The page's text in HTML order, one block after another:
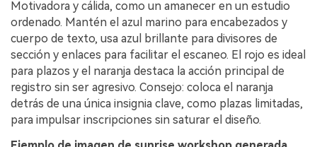
Motivadora y cálida, como un amanecer en un estudio
ordenado. Mantén el azul marino para encabezados y
cuerpo de texto, usa azul brillante para divisores de
sección y enlaces para facilitar el escaneo. El rojo es ideal
para plazos y el naranja destaca la acción principal de
registro sin ser agresivo. Consejo: coloca el naranja
detrás de una única insignia clave, como plazas limitadas,
para impulsar inscripciones sin saturar el diseño.